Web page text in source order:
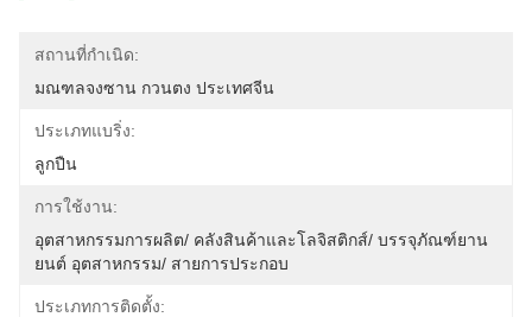
สถานที่กำเนิด:
มณฑลจงซาน กวนตง ประเทศจีน
ประเภทแบริ่ง:
ลูกปืน
การใช้งาน:
อุตสาหกรรมการผลิต/ คลังสินค้าและโลจิสติกส์/ บรรจุภัณฑ์ยาน
ยนต์ อุตสาหกรรม/ สายการประกอบ
ประเภทการติดตั้ง: